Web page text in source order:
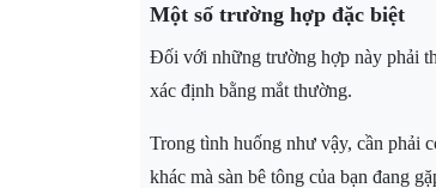
Một số trường hợp đặc biệt
Đối với những trường hợp này phải
xác định bằng mắt thường.
Trong tình huống như vậy, cần phải
khác mà sàn bê tông của bạn đang